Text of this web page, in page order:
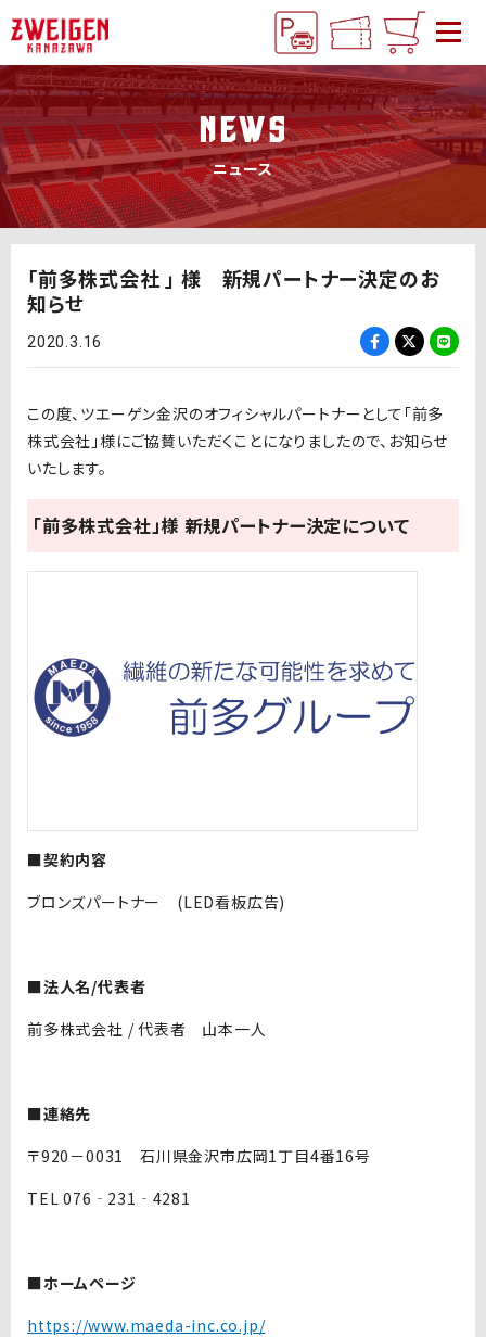
NEWS
ニュース
「前多株式会社 」 様 新規パートナー決定のお
知らせ
2020.3.16
この度、ツエーゲン金沢のオフィシャルパートナーとして「前多
株式会社」様にご協賛いただくことになりましたので、お知らせ
いたします。
「前多株式会社」様 新規パートナー決定について
■契約内容
ブロンズパートナー (LED看板広告)
■法人名/代表者
前多株式会社 / 代表者 山本一人
■連絡先
〒920－0031 石川県金沢市広岡1丁目4番16号
TEL 076‐231‐4281
■ホームページ
https://www.maeda-inc.co.jp/